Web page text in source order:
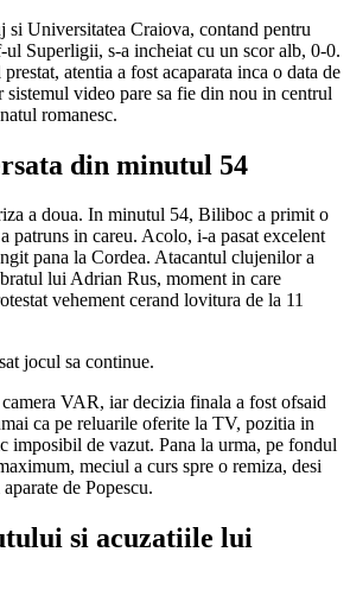
Universitatea Craiova, contand pentru
Superligii, s-a incheiat cu un scor alb, 0-0.
atentia a fost acaparata inca o data de
sistemul video pare sa fie din nou in centrul
romanesc.
din minutul 54
a doua. In minutul 54, Biliboc a primit o
patruns in careu. Acolo, i-a pasat excelent
pana la Cordea. Atacantul clujenilor a
lui Adrian Rus, moment in care
vehement cerand lovitura de la 11
jocul sa continue.
VAR, iar decizia finala a fost ofsaid
ca pe reluarile oferite la TV, pozitia in
imposibil de vazut. Pana la urma, pe fondul
meciul a curs spre o remiza, desi
de Popescu.
si acuzatiile lui